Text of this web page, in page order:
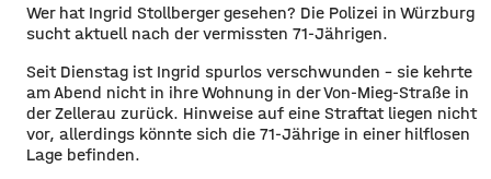
Wer hat Ingrid Stollberger gesehen? Die Polizei in Würzburg
sucht aktuell nach der vermissten 71-Jährigen.
Seit Dienstag ist Ingrid spurlos verschwunden – sie kehrte
am Abend nicht in ihre Wohnung in der Von-Mieg-Straße in
der Zellerau zurück. Hinweise auf eine Straftat liegen nicht
vor, allerdings könnte sich die 71-Jährige in einer hilflosen
Lage befinden.